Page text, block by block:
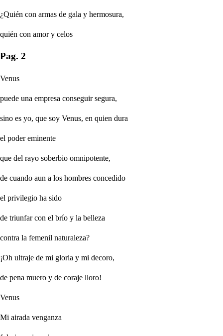
¿Quién con armas de gala y hermosura,
quién con amor y celos
Pag. 2
Venus
puede una empresa conseguir segura,
sino es yo, que soy Venus, en quien dura
el poder eminente
que del rayo soberbio omnipotente,
de cuando aun a los hombres concedido
el privilegio ha sido
de triunfar con el brío y la belleza
contra la femenil naturaleza?
¡Oh ultraje de mi gloria y mi decoro,
de pena muero y de coraje lloro!
Venus
Mi airada venganza